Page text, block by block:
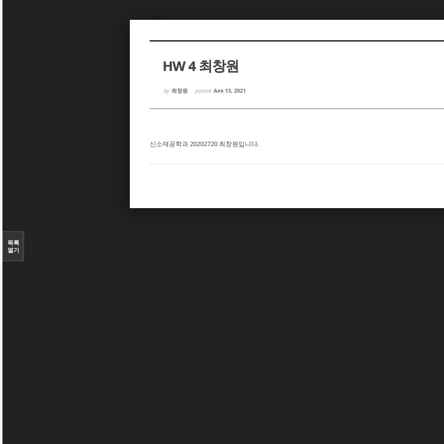
HW 4 최창원
by 최창원 posted Apr 13, 2021
신소재공학과 20202720 최창원입니다.
목록
열기
Sketchbook5, 스케치북5
Sketchbook5, 스케치북5
Sketchbook5, 스케치북5
Sketchbook5, 스케치북5